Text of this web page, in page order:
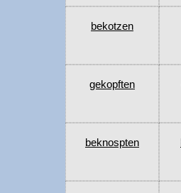
bekotzen
gekopften
beknospten